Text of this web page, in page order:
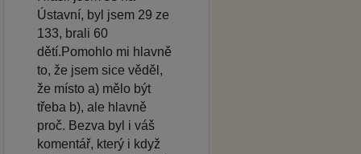
Ústavní, byl jsem 29 ze
133, brali 60
dětí.Pomohlo mi hlavně
to, že jsem sice věděl,
že místo a) mělo být
třeba b), ale hlavně
proč. Bezva byl i váš
komentář, který i když